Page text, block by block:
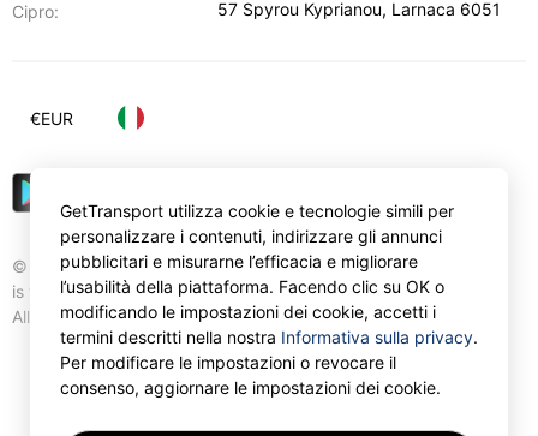
Cipro:
57 Spyrou Kyprianou, Larnaca 6051
© Gettransport International Limited. GetTransport®
is trademark of Gettransport International Limited.
All rights reserved.
€EUR
GetTransport utilizza cookie e tecnologie simili per
personalizzare i contenuti, indirizzare gli annunci
pubblicitari e misurarne l’efficacia e migliorare
l’usabilità della piattaforma. Facendo clic su OK o
modificando le impostazioni dei cookie, accetti i
termini descritti nella nostra Informativa sulla privacy.
Per modificare le impostazioni o revocare il
consenso, aggiornare le impostazioni dei cookie.